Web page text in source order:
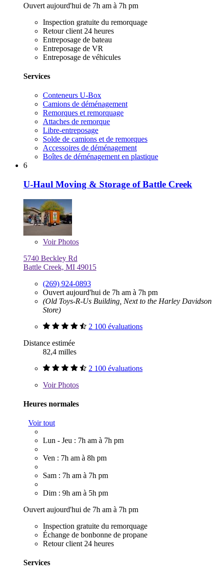
Ouvert aujourd'hui de 7h am à 7h pm
Inspection gratuite du remorquage
Retour client 24 heures
Entreposage de bateau
Entreposage de VR
Entreposage de véhicules
Services
Conteneurs U-Box
Camions de déménagement
Remorques et remorquage
Attaches de remorque
Libre-entreposage
Solde de camions et de remorques
Accessoires de déménagement
Boîtes de déménagement en plastique
6
U-Haul Moving & Storage of Battle Creek
VoirPhotos
5740 Beckley Rd
Battle Creek, MI 49015
(269) 924-0893
Ouvert aujourd'hui de 7h am à 7h pm
(Old Toys-R-Us Building, Next to the Harley Davidson
Store)
2 100 évaluations
Distance estimée
82,4 milles
2 100 évaluations
VoirPhotos
Heures normales
Voir tout
Lun - Jeu : 7h am à 7h pm
Ven : 7h am à 8h pm
Sam : 7h am à 7h pm
Dim : 9h am à 5h pm
Ouvert aujourd'hui de 7h am à 7h pm
Inspection gratuite du remorquage
Échange de bonbonne de propane
Retour client 24 heures
Services